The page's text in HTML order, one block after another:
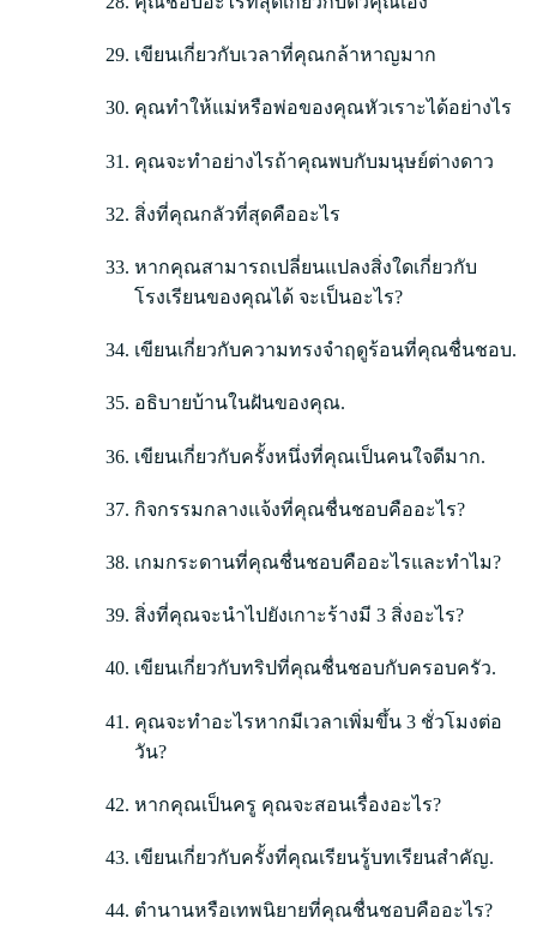
เขียนเกี่ยวกับเวลาที่คุณกล้าหาญมาก
คุณทำให้แม่หรือพ่อของคุณหัวเราะได้อย่างไร
คุณจะทำอย่างไรถ้าคุณพบกับมนุษย์ต่างดาว
สิ่งที่คุณกลัวที่สุดคืออะไร
หากคุณสามารถเปลี่ยนแปลงสิ่งใดเกี่ยวกับ
โรงเรียนของคุณได้ จะเป็นอะไร?
เขียนเกี่ยวกับความทรงจำฤดูร้อนที่คุณชื่นชอบ.
อธิบายบ้านในฝันของคุณ.
เขียนเกี่ยวกับครั้งหนึ่งที่คุณเป็นคนใจดีมาก.
กิจกรรมกลางแจ้งที่คุณชื่นชอบคืออะไร?
เกมกระดานที่คุณชื่นชอบคืออะไรและทำไม?
สิ่งที่คุณจะนำไปยังเกาะร้างมี 3 สิ่งอะไร?
เขียนเกี่ยวกับทริปที่คุณชื่นชอบกับครอบครัว.
คุณจะทำอะไรหากมีเวลาเพิ่มขึ้น 3 ชั่วโมงต่อ
วัน?
หากคุณเป็นครู คุณจะสอนเรื่องอะไร?
เขียนเกี่ยวกับครั้งที่คุณเรียนรู้บทเรียนสำคัญ.
ตำนานหรือเทพนิยายที่คุณชื่นชอบคืออะไร?